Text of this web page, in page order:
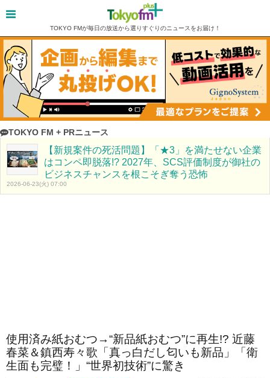
TOKYO FMが毎日の放送から選りすぐりのニュースをお届け！
TOKYO FM + PRニュース
【新規案件の死活問題】「★3」を満たせない企業
はコンペ即脱落!? 2027年、SCS評価制度が御社の
ビジネスチャンスを根こそぎ奪う恐怖
2026-06-23(火) 07:00
使用済み紙おむつ→“新品紙おむつ”に再生!? 近藤
春菜＆鎮西寿々歌「真っ白だし匂いも新品」「衛
生面も完璧！」“世界初技術”に驚き